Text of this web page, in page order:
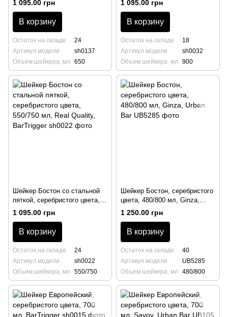
1 095.00 грн
В корзину
Остаток на складе
24
Артикул модели
sh0137
Объем шейкера, мл
650
1 095.00 грн
В корзину
Остаток на складе
18
Артикул модели
sh0032
Объем шейкера, мл
900
Шейкер Бостон со стальной
пяткой, серебристого цвета,
550/750 мл, Real Quality,
1 095.00 грн
В корзину
Остаток на складе
24
Артикул модели
sh0022
Объем шейкера, мл
550/750
Шейкер Бостон, серебристого
цвета, 480/800 мл, Ginza,
Urban Bar
1 250.00 грн
В корзину
Остаток на складе
40
Артикул модели
UB5285
Объем шейкера, мл
480/800